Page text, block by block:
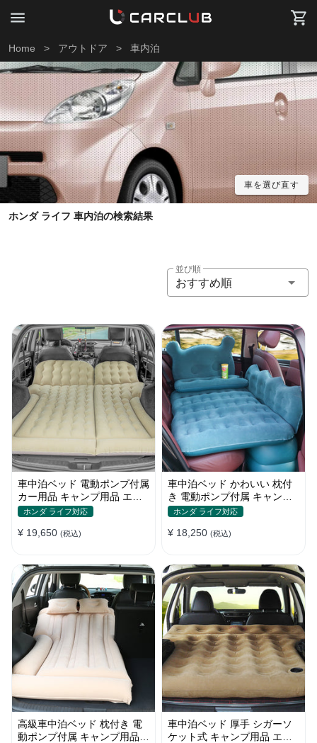
Home > アウトドア > 車内泊
車を選び直す
ホンダ ライフ 車内泊の検索結果
並び順
おすすめ順
車中泊ベッド 電動ポンプ付属
カー用品 キャンプ用品 エア
ーベッド SUV車 普通車適用
ホンダ ライフ対応
¥ 19,650 (税込)
車中泊ベッド かわいい 枕付
き 電動ポンプ付属 キャンプ
用品 エアーベッド 普通車
ホンダ ライフ対応
¥ 18,250 (税込)
高級車中泊ベッド 枕付き 電
動ポンプ付属 キャンプ用品
車中泊ベッド 厚手 シガーソ
ケット式 キャンプ用品 エア